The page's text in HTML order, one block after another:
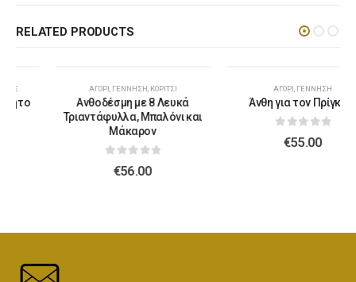
RELATED PRODUCTS
ΓΈΝΝΗΣΗ, ΚΟΡΊΤΣΙ
Ανθοδέσμη με 8 Λευκά
Τριαντάφυλλα, Μπαλόνι και
Μάκαρον
ΓΈΝΝΗΣΗ
Άνθη για τον Πρίγκιπα